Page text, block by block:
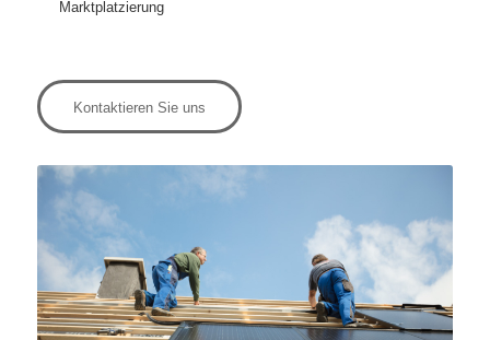
Marktplatzierung
Kontaktieren Sie uns